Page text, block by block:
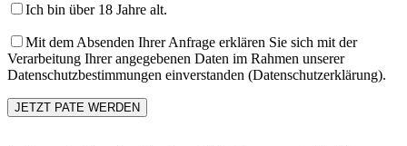
Ich bin über 18 Jahre alt.
Mit dem Absenden Ihrer Anfrage erklären Sie sich mit der
Verarbeitung Ihrer angegebenen Daten im Rahmen unserer
Datenschutzbestimmungen einverstanden (Datenschutzerklärung).